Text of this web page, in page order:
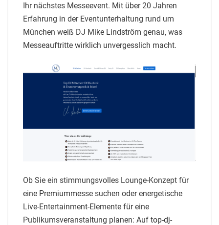
Ihr nächstes Messeevent. Mit über 20 Jahren
Erfahrung in der Eventunterhaltung rund um
München weiß DJ Mike Lindström genau, was
Messeauftritte wirklich unvergesslich macht.
Ob Sie ein stimmungsvolles Lounge-Konzept für
eine Premiummesse suchen oder energetische
Live-Entertainment-Elemente für eine
Publikumsveranstaltung planen: Auf top-dj-